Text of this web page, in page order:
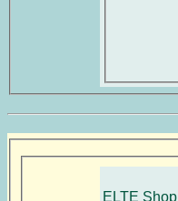
ELTE Shop